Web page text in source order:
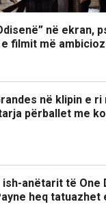
në ekran,
e filmit më
në klipin e
përballet me
anëtarit të One
heq tatuazhet